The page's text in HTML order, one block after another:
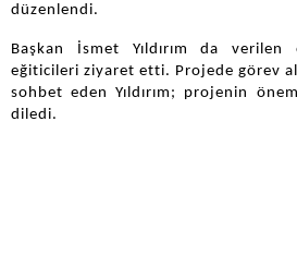
düzenlendi.
Başkan İsmet Yıldırım da
eğiticileri ziyaret etti. Projede görev
sohbet eden Yıldırım; projenin
diledi.